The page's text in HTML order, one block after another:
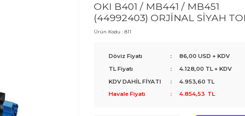
OKI B401 / MB441 / MB451
(44992403) ORJİNAL SİYAH
Ürün Kodu : 811
Döviz Fiyatı :
86,00 USD + KDV
TL Fiyatı
: 4.128,00 TL + KDV
KDV DAHİL FİYATI
: 4.953,60 TL
Havale Fiyatı
: 4.854,53 TL